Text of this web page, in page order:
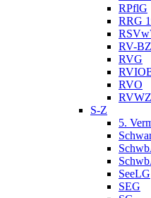
RPflG
RRG
RV-
RVG
RVO
S-Z
5.
SeeLG
SEG